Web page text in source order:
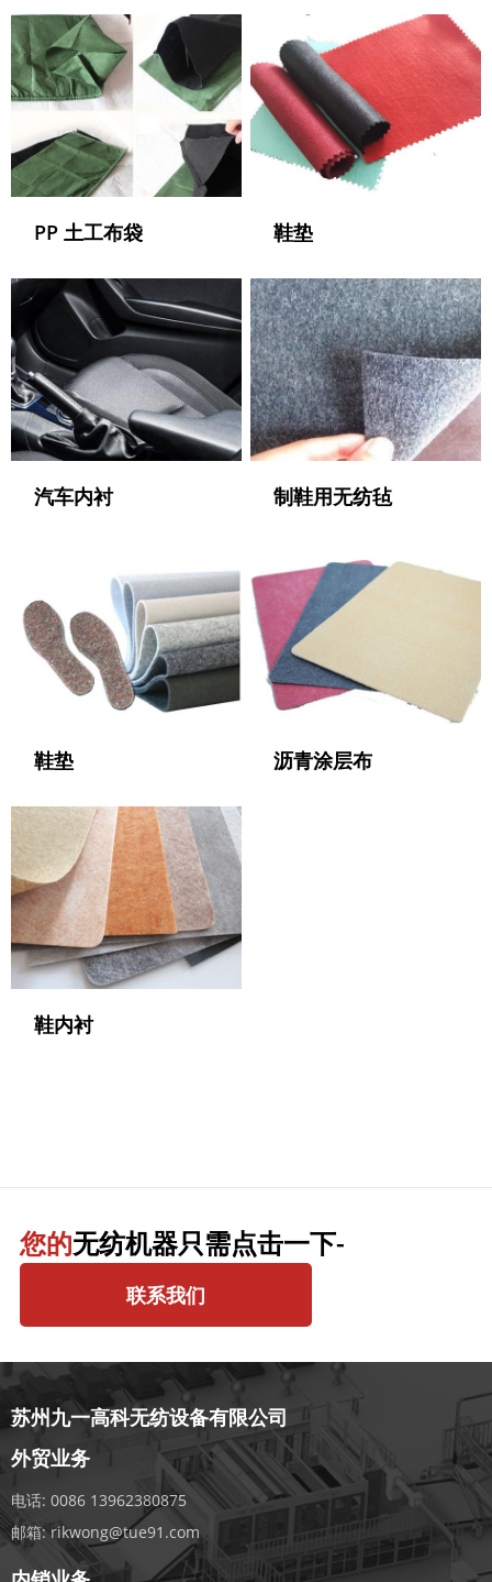
PP 土工布袋 鞋垫
汽车内衬 制鞋用无纺毡
鞋垫 沥青涂层布
鞋内衬
您的无纺机器只需点击一下-
联系我们
苏州九一高科无纺设备有限公司
外贸业务
电话: 0086 13962380875
邮箱: rikwong@tue91.com